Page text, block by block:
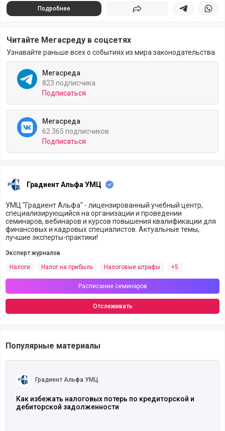
Подробнее Поделиться Поделиться в
Читайте Мегасреду в соцсетях
Узнавайте раньше всех о событиях из мира законодательства
Мегасреда
823 подписчика
Подписаться
Мегасреда
62 365 подписчиков
Подписаться
Градиент Альфа УМЦ
УМЦ "Градиент Альфа" - лицензированный учебный центр,
специализирующийся на организации и проведении
семинаров, вебинаров и курсов повышения квалификации для
финансовых и кадровых специалистов. Актуальные темы,
лучшие эксперты-практики!
Эксперт журналов
Налоги
Налог на прибыль Налоговые штрафы +5
Расписание семинаров
Отслеживать
Популярные материалы
Градиент Альфа УМЦ
Как избежать налоговых потерь по кредиторской и
дебиторской задолженности